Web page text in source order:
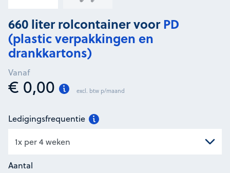
660 liter rolcontainer voorPD
(plastic verpakkingen en
drankkartons)
Vanaf
€ 0,00 excl. btw p/maand
Ledigingsfrequentie
Aantal